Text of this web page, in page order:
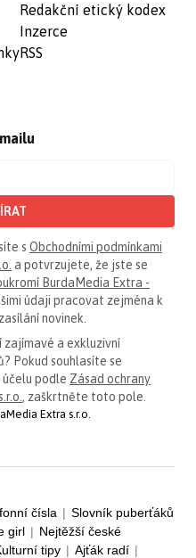
Redakční etický kodex
Inzerce
RSS
s Obchodními podmínkami
a potvrzujete, že jste se
BurdaMedia Extra -
údaji pracovat zejména k
novinek.
a exkluzivní
Pokud souhlasíte se
podle Zásad ochrany
, zaškrtněte toto pole.
Extra s.r.o.
čísla | Slovník puberťáků
girl | Nejtěžší české
tipy | Ajťák radí |